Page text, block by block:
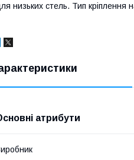
низьких стель. Тип
атрибути